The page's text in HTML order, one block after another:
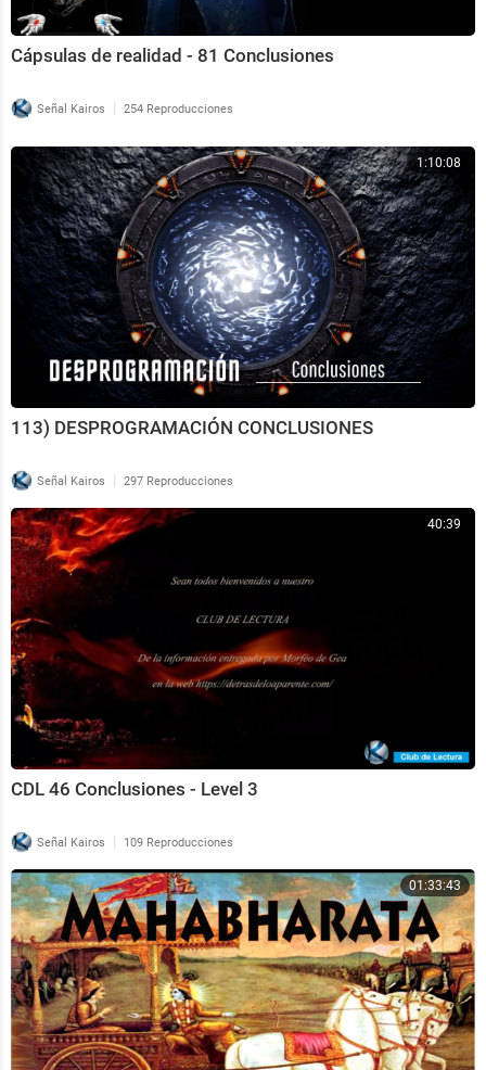
Cápsulas de realidad - 81 Conclusiones
Señal Kairos | 254 Reproducciones
1:10:08
⁣113) DESPROGRAMACIÓN CONCLUSIONES
Señal Kairos | 297 Reproducciones
40:39
CDL 46 Conclusiones - Level 3
Señal Kairos | 109 Reproducciones
01:33:43